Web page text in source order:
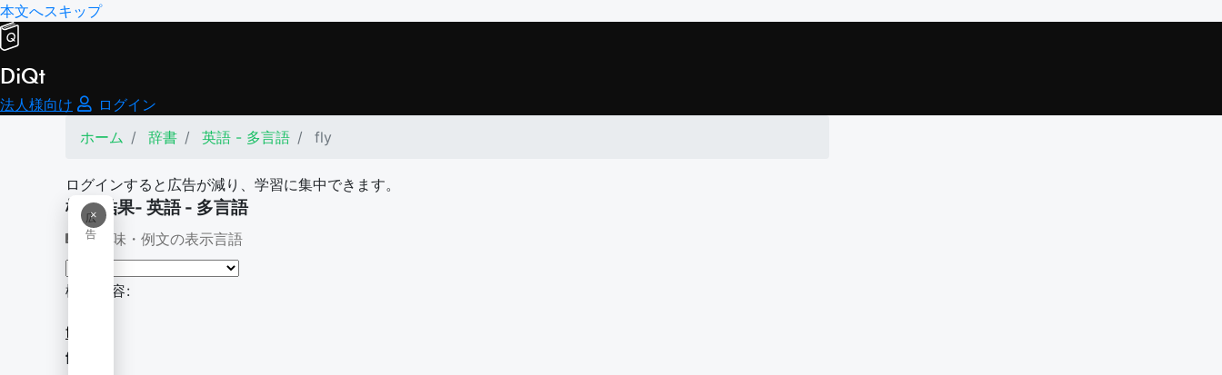
本文へスキップ
DiQt
法人様向け
ログイン
ホーム
辞書 英語 - 多言語 fly
ログインすると広告が減り、学習に集中できます。
×
広
告
検索結果- 英語 - 多言語
意味・例文の表示言語
検索内容:
fly
fly